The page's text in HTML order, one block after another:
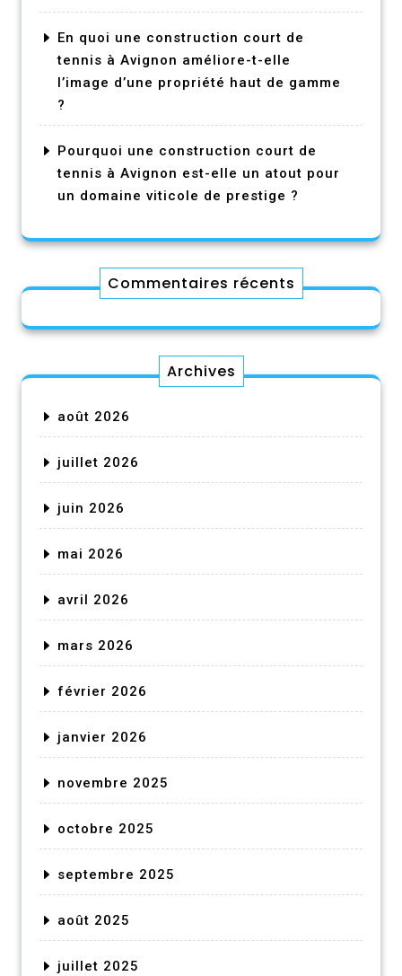
En quoi une construction court de
tennis à Avignon améliore-t-elle
l’image d’une propriété haut de gamme
?
Pourquoi une construction court de
tennis à Avignon est-elle un atout pour
un domaine viticole de prestige ?
Commentaires récents
Archives
août 2026
juillet 2026
juin 2026
mai 2026
avril 2026
mars 2026
février 2026
janvier 2026
novembre 2025
octobre 2025
septembre 2025
août 2025
juillet 2025